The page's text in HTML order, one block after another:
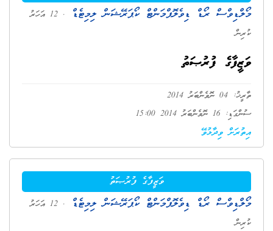
މޯލްޑިވްސް ރޯޑް ޑިވެލޮޕްމަންޓް ކޯޕަރޭޝަން ލިމިޓެޑް
. 12 އަހަރު
ކުރިން
ވަޒީފާގެ ފުރުޞަތު
ތާރީޚު: 04 ނޮވެންބަރު 2014
ސުންގަޑި: 16 ނޮވެންބަރު 2014 15:00
އިތުރަށް ވިދާޅުވޭ
ވަޒީފާގެ ފުރުޞަތު
މޯލްޑިވްސް ރޯޑް ޑިވެލޮޕްމަންޓް ކޯޕަރޭޝަން ލިމިޓެޑް
. 12 އަހަރު
ކުރިން